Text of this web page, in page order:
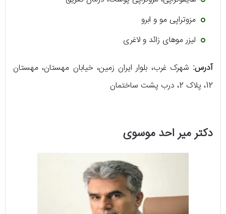
مزوتراپی مو و ابرو
لیزر موهای زائد و لاغری
آدرس: شهرک غرب، بلوار ایران زمین، خیابان مهستان، مهستان
12، پلاک 2، درب پشت ساختمان
دکتر میر احد موسوی